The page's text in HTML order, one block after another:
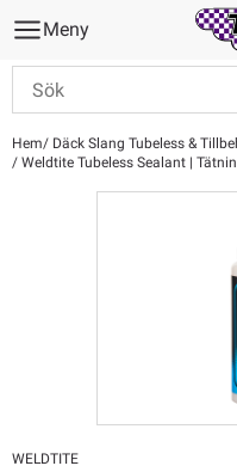
Meny
Hem Däck Slang Tubeless &
Weldtite Tubeless Sealant |
WELDTITE